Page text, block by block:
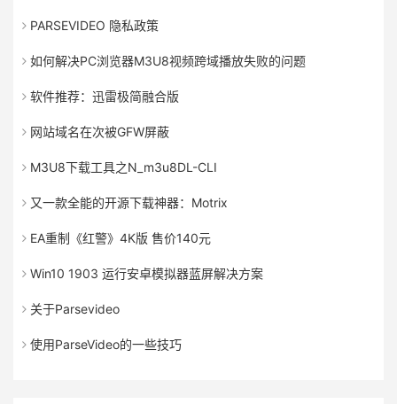
PARSEVIDEO 隐私政策
如何解决PC浏览器M3U8视频跨域播放失败的问题
软件推荐：迅雷极简融合版
网站域名在次被GFW屏蔽
M3U8下载工具之N_m3u8DL-CLI
又一款全能的开源下载神器：Motrix
EA重制《红警》4K版 售价140元
Win10 1903 运行安卓模拟器蓝屏解决方案
关于Parsevideo
使用ParseVideo的一些技巧